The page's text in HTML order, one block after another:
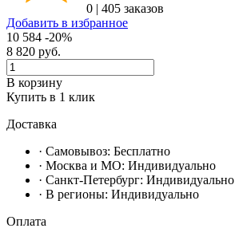
0 | 405 заказов
Добавить в избранное
10 584 -20%
8 820 руб.
В корзину
Купить в 1 клик
Доставка
· Самовывоз: Бесплатно
· Москвa и МО: Индивидуально
· Санкт-Петербург: Индивидуально
· В регионы: Индивидуально
Оплата